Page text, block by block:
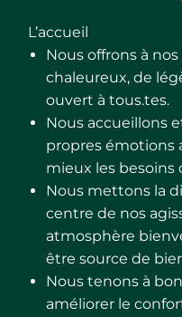
L’accueil
Nous offrons à
chaleureux, de
ouvert à tous.tes.
Nous accueillons
propres émotions
mieux les besoins
Nous mettons la
centre de nos
atmosphère
être source de
Nous tenons à
améliorer le